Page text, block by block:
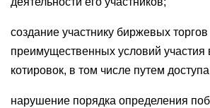
создание участнику биржевых торгов
преимущественных условий участия
котировок, в том числе путем
нарушение порядка определения